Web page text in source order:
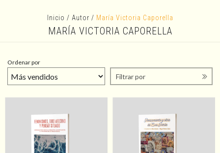
Inicio / Autor / María Victoria Caporella
MARÍA VICTORIA CAPORELLA
Ordenar por
Filtrar por